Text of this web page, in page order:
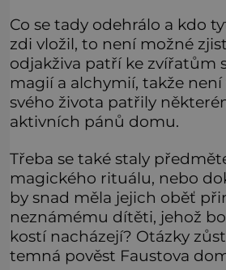
Co se tady odehrálo a kdo
zdi vložil, to není možné
odjakživa patří ke zvířatům
magií a alchymií, takže není
svého života patřily
aktivních pánů domu.
Třeba se také staly
magického rituálu, nebo
by snad měla jejich oběť
neznámému dítěti, jehož
kostí nacházejí? Otázky
temná pověst Faustova